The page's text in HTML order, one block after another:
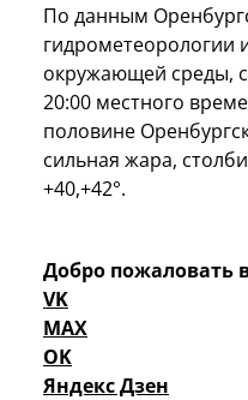
По данным
гидрометеорологии
окружающей среды,
20:00 местного
половине
сильная жара,
+40,+42°.
Добро пожаловать
VK
MAX
OK
Яндекс Дзен